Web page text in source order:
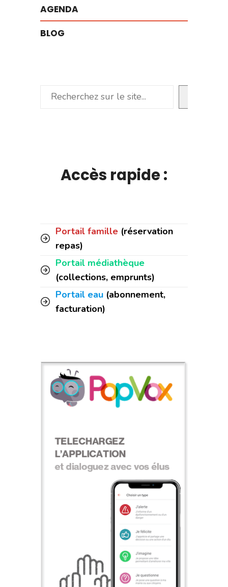
AGENDA
BLOG
Rechercher
Accès rapide :
Portail famille (réservation
repas)
Portail médiathèque
(collections, emprunts)
Portail eau (abonnement,
facturation)